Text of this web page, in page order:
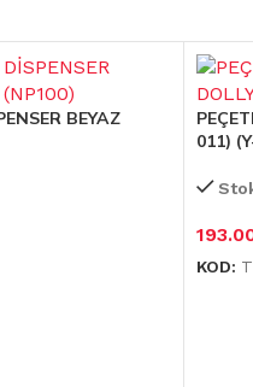
BEYAZ
011)
KOD: